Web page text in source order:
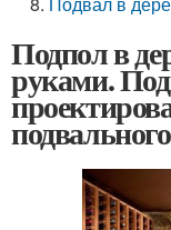
Подпол в
руками.